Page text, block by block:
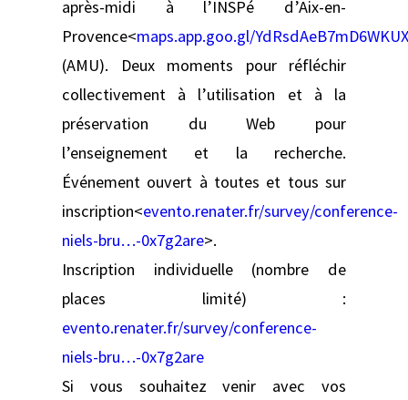
après-midi à l’INSPé d’Aix-en-
Provence<maps.app.goo.gl/
(AMU). Deux moments pour réfléchir
collectivement à l’utilisation et à la
préservation du Web pour
l’enseignement et la recherche.
Événement ouvert à toutes et tous sur
inscription<evento.renater.fr/survey/conference-
niels-bru…-0x7g2are>.
Inscription individuelle (nombre de
places limité) :
evento.renater.fr/survey/conference-
niels-bru…-0x7g2are
Si vous souhaitez venir avec vos